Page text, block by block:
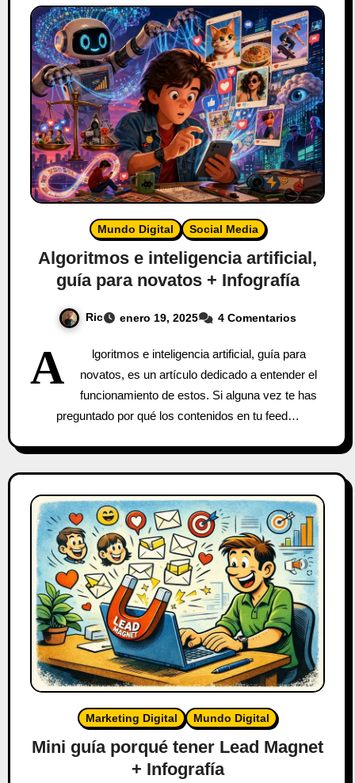
Mundo Digital Social Media
Algoritmos e inteligencia artificial,
guía para novatos + Infografía
Ric enero 19, 2025 4 Comentarios
A
lgoritmos e inteligencia artificial, guía para
novatos, es un artículo dedicado a entender el
funcionamiento de estos. Si alguna vez te has
preguntado por qué los contenidos en tu feed…
Marketing Digital Mundo Digital
Mini guía porqué tener Lead Magnet
+ Infografía